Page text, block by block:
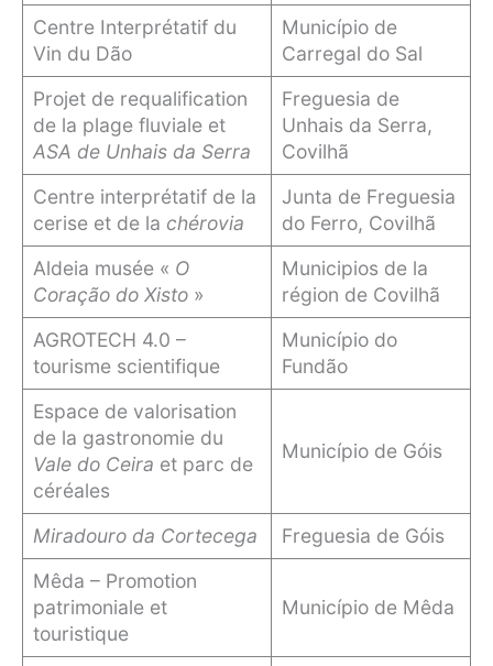
Centre Interprétatif du
Vin du Dão
Município de
Carregal do Sal
Projet de requalification
de la plage fluviale et
ASA de Unhais da Serra
Freguesia de
Unhais da Serra,
Covilhã
Centre interprétatif de la
cerise et de la chérovia
Junta de Freguesia
do Ferro, Covilhã
Aldeia musée « O
Coração do Xisto»
Municipios de la
région de Covilhã
AGROTECH 4.0 –
tourisme scientifique
Município do
Fundão
Espace de valorisation
de la gastronomie du
Vale do Ceira et parc de
céréales
Município de Góis
Miradouro da Cortecega
Freguesia de Góis
Mêda – Promotion
patrimoniale et
touristique
Município de Mêda